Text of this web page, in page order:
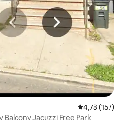
4,78 af 5 í
4,78 (157)
Balcony Jacuzzi Free Park